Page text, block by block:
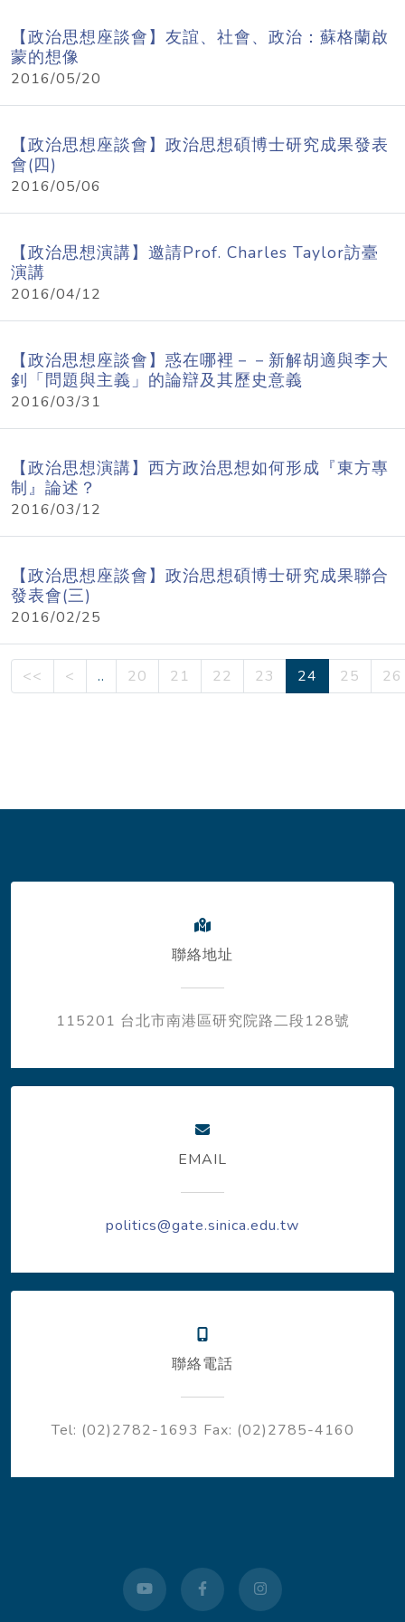
【政治思想座談會】友誼、社會、政治：蘇格蘭啟
蒙的想像
2016/05/20
【政治思想座談會】政治思想碩博士研究成果發表
會(四)
2016/05/06
【政治思想演講】邀請Prof. Charles Taylor訪臺
演講
2016/04/12
【政治思想座談會】惑在哪裡－－新解胡適與李大
釗「問題與主義」的論辯及其歷史意義
2016/03/31
【政治思想演講】西方政治思想如何形成『東方專
制』論述？
2016/03/12
【政治思想座談會】政治思想碩博士研究成果聯合
發表會(三)
2016/02/25
<< < .. 20 21 22 23 24 25 26
聯絡地址
115201 台北市南港區研究院路二段128號
EMAIL
politics@gate.sinica.edu.tw
聯絡電話
Tel: (02)2782-1693 Fax: (02)2785-4160
youtube facebookinstagram